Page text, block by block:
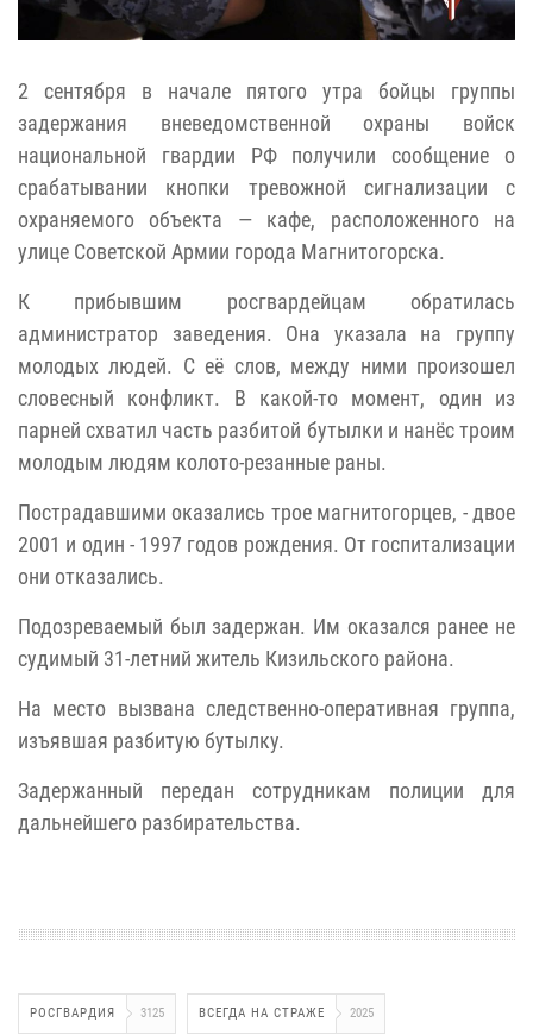
2 сентября в начале пятого утра бойцы группы
задержания вневедомственной охраны войск
национальной гвардии РФ получили сообщение о
срабатывании кнопки тревожной сигнализации с
охраняемого объекта — кафе, расположенного на
улице Советской Армии города Магнитогорска.
К прибывшим росгвардейцам обратилась
администратор заведения. Она указала на группу
молодых людей. С её слов, между ними произошел
словесный конфликт. В какой-то момент, один из
парней схватил часть разбитой бутылки и нанёс троим
молодым людям колото-резанные раны.
Пострадавшими оказались трое магнитогорцев, - двое
2001 и один - 1997 годов рождения. От госпитализации
они отказались.
Подозреваемый был задержан. Им оказался ранее не
судимый 31-летний житель Кизильского района.
На место вызвана следственно-оперативная группа,
изъявшая разбитую бутылку.
Задержанный передан сотрудникам полиции для
дальнейшего разбирательства.
РОСГВАРДИЯ 3125 ВСЕГДА НА СТРАЖЕ 2025